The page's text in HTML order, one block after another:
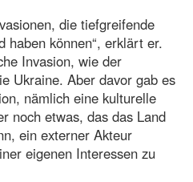
die tiefgreifende
haben können“, erklärt er.
Invasion, wie der
Ukraine. Aber davor gab es
nämlich eine kulturelle
noch etwas, das das Land
ein externer Akteur
eigenen Interessen zu